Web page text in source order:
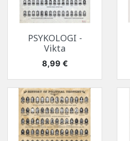
PSYKOLOGI -
Vikta
Pris
8,99 €